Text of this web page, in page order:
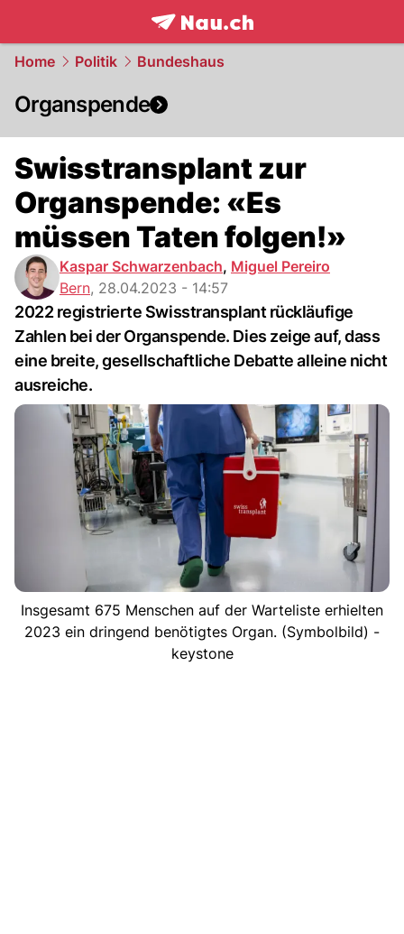
frontpage.NAU.ch
Home Politik Bundeshaus
Organspende
Swisstransplant zur
Organspende: «Es
müssen Taten folgen!»
Kaspar Schwarzenbach, Miguel Pereiro
Bern, 28.04.2023 - 14:57
2022 registrierte Swisstransplant rückläufige
Zahlen bei der Organspende. Dies zeige auf, dass
eine breite, gesellschaftliche Debatte alleine nicht
ausreiche.
Insgesamt 675 Menschen auf der Warteliste erhielten
2023 ein dringend benötigtes Organ. (Symbolbild) -
keystone